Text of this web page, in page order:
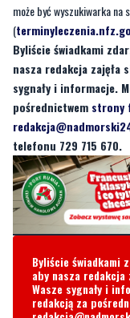
nasza redakcja zajęła
sygnały i informacje.
pośrednictwemstrony
telefonu 729 715 670.
Byliście świadkami
aby nasza redakcja
Wasze sygnały i
telefonu729 715